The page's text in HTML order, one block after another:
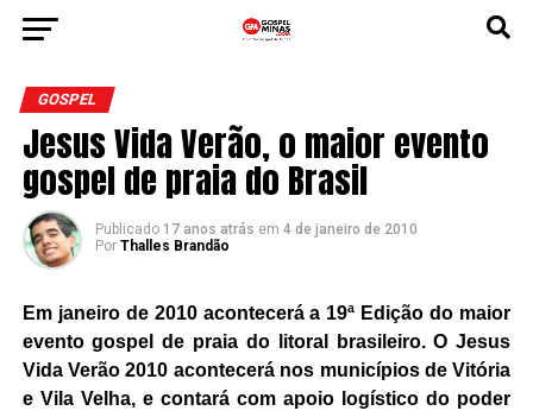
GOSPEL
Jesus Vida Verão, o maior evento
gospel de praia do Brasil
Publicado 17 anos atrás em 4 de janeiro de 2010
Por Thalles Brandão
Em janeiro de 2010 acontecerá a 19ª Edição do maior
evento gospel de praia do litoral brasileiro. O Jesus
Vida Verão 2010 acontecerá nos municípios de Vitória
e Vila Velha, e contará com apoio logístico do poder